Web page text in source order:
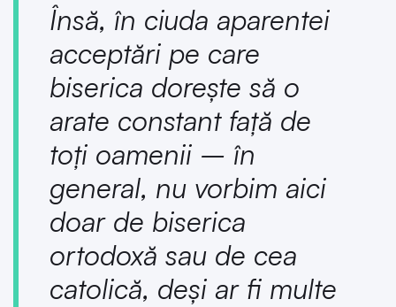
Însă, în ciuda aparentei
acceptări pe care
biserica dorește să o
arate constant față de
toți oamenii – în
general, nu vorbim aici
doar de biserica
ortodoxă sau de cea
catolică, deși ar fi multe